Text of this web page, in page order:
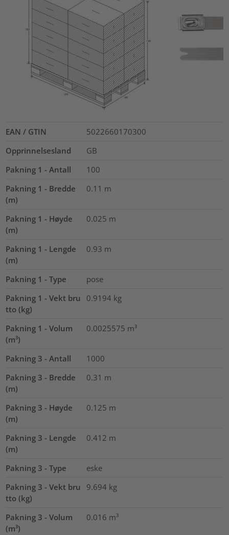
EAN / GTIN
5022660170300
Opprinnelsesland
GB
Pakning 1 - Antall
100
Pakning 1 - Bredde
(m)
0.11 m
Pakning 1 - Høyde
(m)
0.025 m
Pakning 1 - Lengde
(m)
0.93 m
Pakning 1 - Type
pose
Pakning 1 - Vekt bru
tto (kg)
0.9194 kg
Pakning 1 - Volum
(m³)
0.0025575 m³
Pakning 3 - Antall
1000
Pakning 3 - Bredde
(m)
0.31 m
Pakning 3 - Høyde
(m)
0.125 m
Pakning 3 - Lengde
(m)
0.412 m
Pakning 3 - Type
eske
Pakning 3 - Vekt bru
tto (kg)
9.694 kg
Pakning 3 - Volum
(m³)
0.016 m³